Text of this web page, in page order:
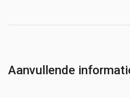
Aanvullende